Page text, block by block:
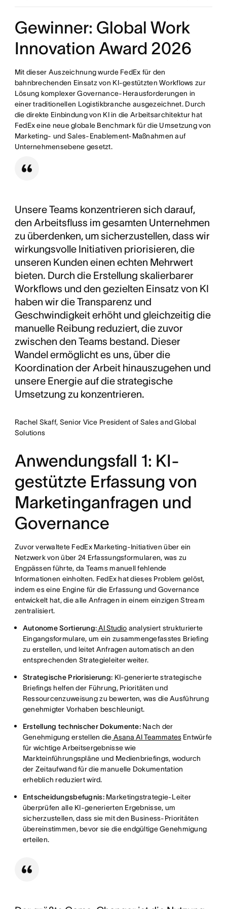
beeinträchtigte und die Markteinführungszeit
verlängerte.
ohne dass manuell nach dem Status gefragt werden
muss.
Gewinner: Global Work
Innovation Award 2026
Mit dieser Auszeichnung wurde FedEx für den
bahnbrechenden Einsatz von KI-gestützten Workflows zur
Lösung komplexer Governance-Herausforderungen in
einer traditionellen Logistikbranche ausgezeichnet. Durch
die direkte Einbindung von KI in die Arbeitsarchitektur hat
FedEx eine neue globale Benchmark für die Umsetzung von
Marketing- und Sales-Enablement-Maßnahmen auf
Unternehmensebene gesetzt.
Unsere Teams konzentrieren sich darauf,
den Arbeitsfluss im gesamten Unternehmen
zu überdenken, um sicherzustellen, dass wir
wirkungsvolle Initiativen priorisieren, die
unseren Kunden einen echten Mehrwert
bieten. Durch die Erstellung skalierbarer
Workflows und den gezielten Einsatz von KI
haben wir die Transparenz und
Geschwindigkeit erhöht und gleichzeitig die
manuelle Reibung reduziert, die zuvor
zwischen den Teams bestand. Dieser
Wandel ermöglicht es uns, über die
Koordination der Arbeit hinauszugehen und
unsere Energie auf die strategische
Umsetzung zu konzentrieren.
Rachel Skaff, Senior Vice President of Sales and Global
Solutions
Anwendungsfall 1: KI-
gestützte Erfassung von
Marketinganfragen und
Governance
Zuvor verwaltete FedEx Marketing-Initiativen über ein
Netzwerk von über 24 Erfassungsformularen, was zu
Engpässen führte, da Teams manuell fehlende
Informationen einholten. FedEx hat dieses Problem gelöst,
indem es eine Engine für die Erfassung und Governance
entwickelt hat, die alle Anfragen in einem einzigen Stream
zentralisiert.
Autonome Sortierung:AI Studio analysiert strukturierte
Eingangsformulare, um ein zusammengefasstes Briefing
zu erstellen, und leitet Anfragen automatisch an den
entsprechenden Strategieleiter weiter.
Strategische Priorisierung: KI-generierte strategische
Briefings helfen der Führung, Prioritäten und
Ressourcenzuweisung zu bewerten, was die Ausführung
genehmigter Vorhaben beschleunigt.
Erstellung technischer Dokumente:Nach der
Genehmigung erstellen die Asana AI TeammatesEntwürfe
für wichtige Arbeitsergebnisse wie
Markteinführungspläne und Medienbriefings, wodurch
der Zeitaufwand für die manuelle Dokumentation
erheblich reduziert wird.
Entscheidungsbefugnis:Marketingstrategie-Leiter
überprüfen alle KI-generierten Ergebnisse, um
sicherzustellen, dass sie mit den Business-Prioritäten
übereinstimmen, bevor sie die endgültige Genehmigung
erteilen.